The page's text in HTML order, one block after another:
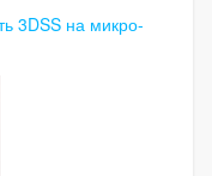
3DSS на микро-